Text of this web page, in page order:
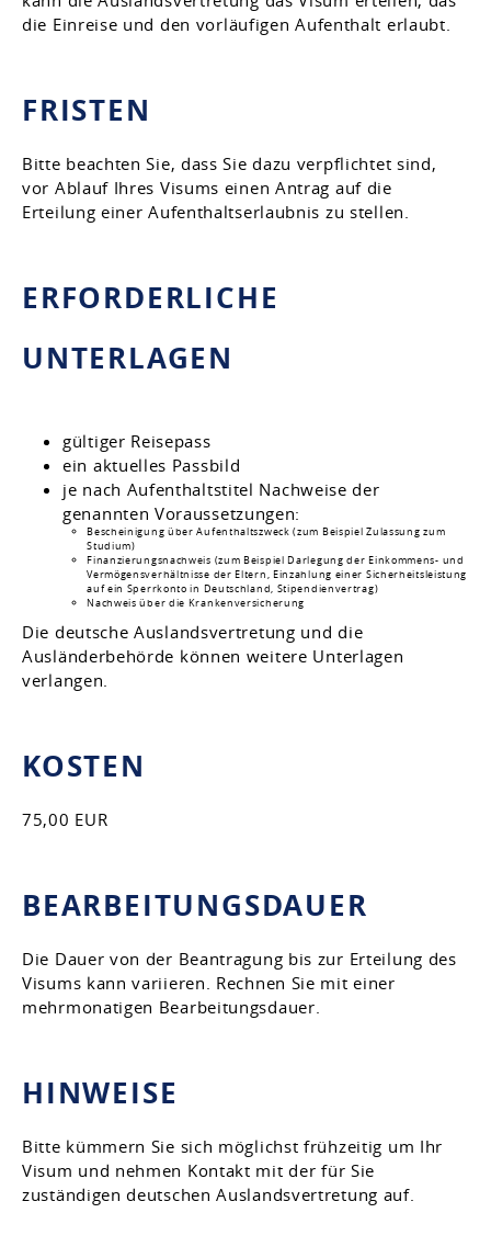
die Einreise und den vorläufigen Aufenthalt erlaubt
FRISTEN
Bitte beachten Sie, dass Sie dazu verpflichtet sind,
vor Ablauf Ihres Visums einen Antrag auf die
Erteilung einer Aufenthaltserlaubnis zu stellen.
ERFORDERLICHE
UNTERLAGEN
gültiger Reisepass
ein aktuelles Passbild
je nach Aufenthaltstitel Nachweise der
genannten Voraussetzungen:
Bescheinigung über Aufenthaltszweck (zum Beispiel Zulassung zum
Studium)
Finanzierungsnachweis (zum Beispiel Darlegung der Einkommens- und
Vermögensverhältnisse der Eltern, Einzahlung einer Sicherheitsleistung
auf ein Sperrkonto in Deutschland, Stipendienvertrag)
Nachweis über die Krankenversicherung
Die deutsche Auslandsvertretung und die
Ausländerbehörde können weitere Unterlagen
verlangen.
KOSTEN
75,00 EUR
BEARBEITUNGSDAUER
Die Dauer von der Beantragung bis zur Erteilung des
Visums kann variieren. Rechnen Sie mit einer
mehrmonatigen Bearbeitungsdauer.
HINWEISE
Bitte kümmern Sie sich möglichst frühzeitig um Ihr
Visum und nehmen Kontakt mit der für Sie
zuständigen deutschen Auslandsvertretung auf.